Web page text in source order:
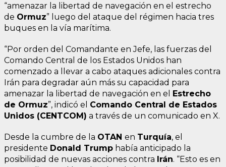
“amenazar la libertad de navegación en el estrecho
de Ormuz” luego del ataque del régimen hacia tres
buques en la vía marítima.
“Por orden del Comandante en Jefe, las fuerzas del
Comando Central de los Estados Unidos han
comenzado a llevar a cabo ataques adicionales contra
Irán para degradar aún más su capacidad para
amenazar la libertad de navegación en el Estrecho
de Ormuz”, indicó el Comando Central de Estados
Unidos (CENTCOM) a través de un comunicado en X.
Desde la cumbre de la OTAN en Turquía, el
presidente Donald Trump había anticipado la
posibilidad de nuevas acciones contra Irán. “Esto es en